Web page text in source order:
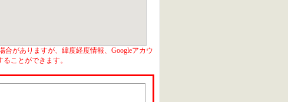
がありますが、緯度経度情報、Googleアカウ
ことができます。